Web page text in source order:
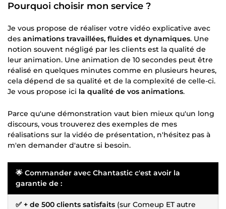
Pourquoi choisir mon service ?
Je vous propose de réaliser votre vidéo explicative avec
des animations travaillées, fluides et dynamiques. Une
notion souvent négligé par les clients est la qualité de
leur animation. Une animation de 10 secondes peut être
réalisé en quelques minutes comme en plusieurs heures,
cela dépend de sa qualité et de la complexité de celle-ci.
Je vous propose ici la qualité de vos animations.
Parce qu'une démonstration vaut bien mieux qu'un long
discours, vous trouverez des exemples de mes
réalisations sur la vidéo de présentation, n'hésitez pas à
m'en demander d'autre si besoin.
🌟 Commander avec Chantastic c'est avoir la
garantie de :
✅ + de 500 clients satisfaits (sur Comeup ET autre